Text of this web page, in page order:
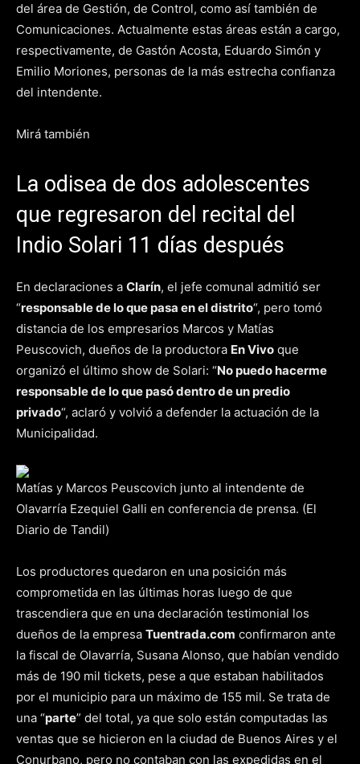
del área de Gestión, de Control, como así también de
Comunicaciones. Actualmente estas áreas están a cargo,
respectivamente, de Gastón Acosta, Eduardo Simón y
Emilio Moriones, personas de la más estrecha confianza
del intendente.
Mirá también
La odisea de dos adolescentes
que regresaron del recital del
Indio Solari 11 días después
En declaraciones a Clarín, el jefe comunal admitió ser
“responsable de lo que pasa en el distrito“, pero tomó
distancia de los empresarios Marcos y Matías
Peuscovich, dueños de la productora En Vivo que
organizó el último show de Solari: “No puedo hacerme
responsable de lo que pasó dentro de un predio
privado“, aclaró y volvió a defender la actuación de la
Municipalidad.
Matías y Marcos Peuscovich junto al intendente de
Olavarría Ezequiel Galli en conferencia de prensa. (El
Diario de Tandil)
Los productores quedaron en una posición más
comprometida en las últimas horas luego de que
trascendiera que en una declaración testimonial los
dueños de la empresa Tuentrada.com confirmaron ante
la fiscal de Olavarría, Susana Alonso, que habían vendido
más de 190 mil tickets, pese a que estaban habilitados
por el municipio para un máximo de 155 mil. Se trata de
una “parte” del total, ya que solo están computadas las
ventas que se hicieron en la ciudad de Buenos Aires y el
Conurbano, pero no contaban con las expedidas en el